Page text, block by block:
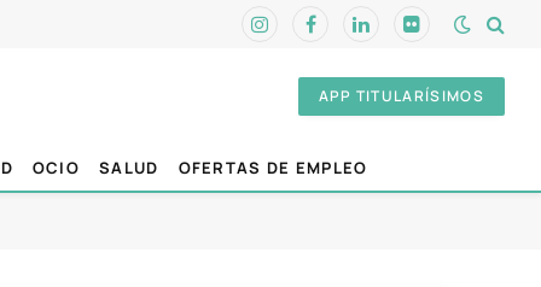
InstagramFacebookLinkedInFlickr
APP TITULARÍSIMOS
OCIO SALUD OFERTAS DE EMPLEO